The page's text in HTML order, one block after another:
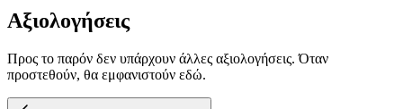
Αξιολογήσεις
Προς το παρόν δεν υπάρχουν άλλες αξιολογήσεις. Όταν
προστεθούν, θα εμφανιστούν εδώ.